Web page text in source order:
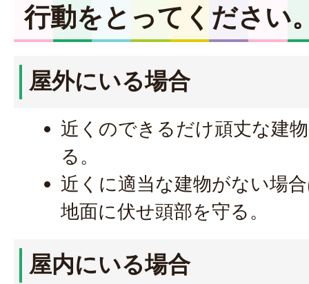
行動をとってください
屋外にいる場合
近くのできるだけ頑丈な建
る。
近くに適当な建物がない場
地面に伏せ頭部を守る。
屋内にいる場合